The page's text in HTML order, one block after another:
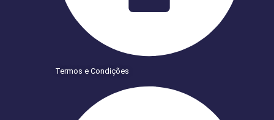
Termos e Condições